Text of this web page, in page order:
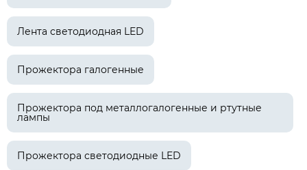
Лента светодиодная LED
Прожектора галогенные
Прожектора под металлогалогенные и ртутные
лампы
Прожектора светодиодные LED